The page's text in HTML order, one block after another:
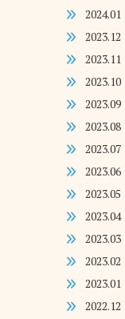
2024.01
2023.12
2023.11
2023.10
2023.09
2023.08
2023.07
2023.06
2023.05
2023.04
2023.03
2023.02
2023.01
2022.12